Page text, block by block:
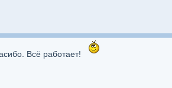
Всё работает!